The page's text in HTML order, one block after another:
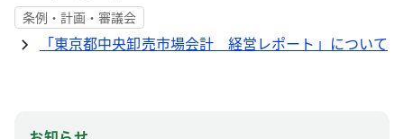
条例・計画・審議会
「東京都中央卸売市場会計 経営レポート」について